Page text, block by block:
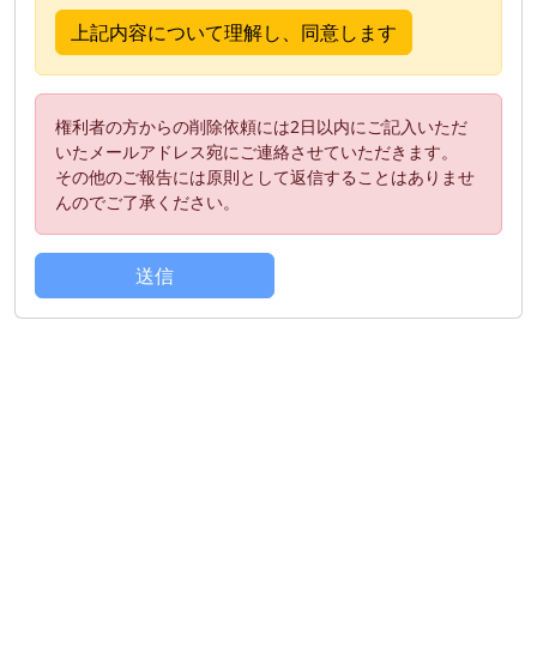
権利者の方からの削除依頼には2日以内にご記入いただ
いたメールアドレス宛にご連絡させていただきます。
その他のご報告には原則として返信することはありませ
んのでご了承ください。